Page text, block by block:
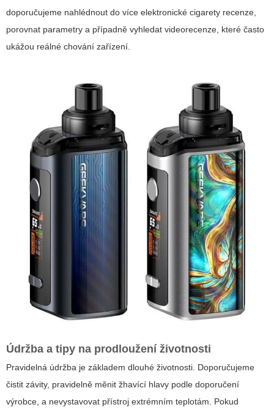
doporučujeme nahlédnout do více elektronické cigarety recenze
porovnat parametry a případně vyhledat videorecenze, které často
ukážou reálné chování zařízení.
Údržba a tipy na prodloužení životnosti
Pravidelná údržba je základem dlouhé životnosti. Doporučujeme
čistit závity, pravidelně měnit žhavící hlavy podle doporučení
výrobce, a nevystavovat přístroj extrémním teplotám. Pokud